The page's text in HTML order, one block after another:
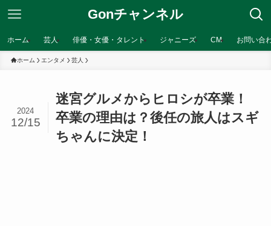
Gonチャンネル
ホーム 芸人 俳優・女優・タレント ジャニーズ CM お問い合
ホーム エンタメ 芸人
迷宮グルメからヒロシが卒業！
卒業の理由は？後任の旅人はスギ
ちゃんに決定！
2024
12/15